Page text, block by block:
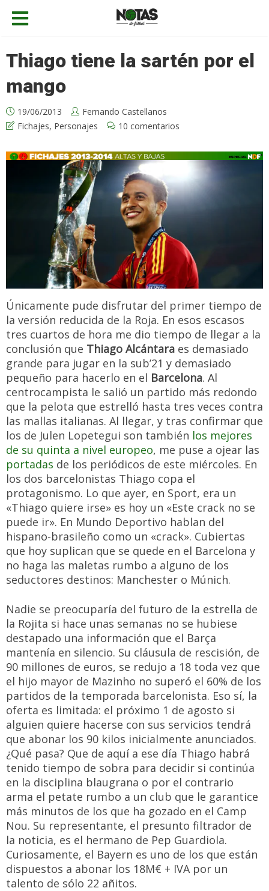
Thiago tiene la sartén por el
mango
19/06/2013
Fernando Castellanos
Fichajes, Personajes 10 comentarios
Únicamente pude disfrutar del primer tiempo de
la versión reducida de la Roja. En esos escasos
tres cuartos de hora me dio tiempo de llegar a la
conclusión que Thiago Alcántara es demasiado
grande para jugar en la sub’21 y demasiado
pequeño para hacerlo en el Barcelona. Al
centrocampista le salió un partido más redondo
que la pelota que estrelló hasta tres veces contra
las mallas italianas. Al llegar, y tras confirmar que
los de Julen Lopetegui son también los mejores
de su quinta a nivel europeo, me puse a ojear las
portadas de los periódicos de este miércoles. En
los dos barcelonistas Thiago copa el
protagonismo. Lo que ayer, en Sport, era un
«Thiago quiere irse» es hoy un «Este crack no se
puede ir». En Mundo Deportivo hablan del
hispano-brasileño como un «crack». Cubiertas
que hoy suplican que se quede en el Barcelona y
no haga las maletas rumbo a alguno de los
seductores destinos: Manchester o Múnich.
Nadie se preocuparía del futuro de la estrella de
la Rojita si hace unas semanas no se hubiese
destapado una información que el Barça
mantenía en silencio. Su cláusula de rescisión, de
90 millones de euros, se redujo a 18 toda vez que
el hijo mayor de Mazinho no superó el 60% de los
partidos de la temporada barcelonista. Eso sí, la
oferta es limitada: el próximo 1 de agosto si
alguien quiere hacerse con sus servicios tendrá
que abonar los 90 kilos inicialmente anunciados.
¿Qué pasa? Que de aquí a ese día Thiago habrá
tenido tiempo de sobra para decidir si continúa
en la disciplina blaugrana o por el contrario
arma el petate rumbo a un club que le garantice
más minutos de los que ha gozado en el Camp
Nou. Su representante, el presunto filtrador de
la noticia, es el hermano de Pep Guardiola.
Curiosamente, el Bayern es uno de los que están
dispuestos a abonar los 18M€ + IVA por un
talento de sólo 22 añitos.